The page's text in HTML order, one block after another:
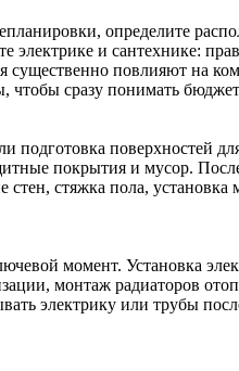
определите
и сантехнике:
существенно повлияют на
чтобы сразу понимать
подготовка поверхностей
покрытия и мусор.
стяжка пола, установка
момент. Установка
монтаж радиаторов
электрику или трубы